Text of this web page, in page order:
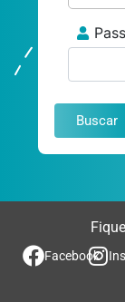
Buscar
Facebook